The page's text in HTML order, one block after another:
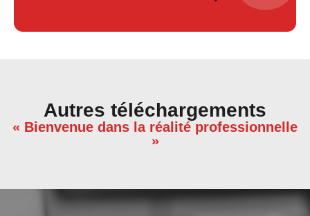
Autres téléchargements
« Bienvenue dans la réalité professionnelle
»